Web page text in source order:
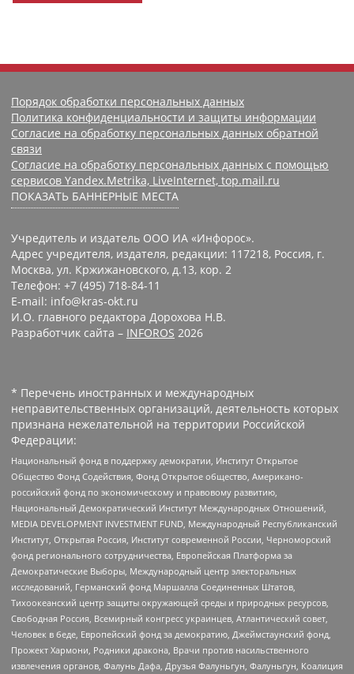
Порядок обработки персональных данных
Политика конфиденциальности и защиты информации
Согласие на обработку персональных данных обратной
связи
Согласие на обработку персональных данных с помощью
сервисов Yandex.Metrika, LiveInternet, top.mail.ru
ПОКАЗАТЬ БАННЕРНЫЕ МЕСТА
Учредитель и издатель ООО ИА «Инфорос».
Адрес учредителя, издателя, редакции: 117218, Россия, г.
Москва, ул. Кржижановского, д.13, кор. 2
Телефон: +7 (495) 718-84-11
E-mail: info@kras-okt.ru
И.О. главного редактора Дорохова Н.В.
Разработчик сайта – INFOROS 2026
* Перечень иностранных и международных
неправительственных организаций, деятельность которых
признана нежелательной на территории Российской
Федерации:
Национальный фонд в поддержку демократии, Институт Открытое
Общество Фонд Содействия, Фонд Открытое общество, Американо-
российский фонд по экономическому и правовому развитию,
Национальный Демократический Институт Международных Отношений,
MEDIA DEVELOPMENT INVESTMENT FUND, Международный Республиканский
Институт, Открытая Россия, Институт современной России, Черноморский
фонд регионального сотрудничества, Европейская Платформа за
Демократические Выборы, Международный центр электоральных
исследований, Германский фонд Маршалла Соединенных Штатов,
Тихоокеанский центр защиты окружающей среды и природных ресурсов,
Свободная Россия, Всемирный конгресс украинцев, Атлантический совет,
Человек в беде, Европейский фонд за демократию, Джеймстаунский фонд,
Прожект Хармони, Родники дракона, Врачи против насильственного
извлечения органов, Фалунь Дафа, Друзья Фалуньгун, Фалуньгун, Коалиция